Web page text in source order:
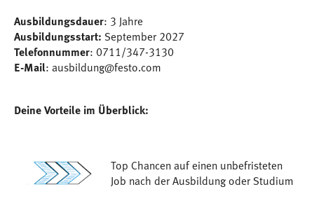
Ausbildungsdauer: 3 Jahre
Ausbildungsstart: September 2027
Telefonnummer: 0711/347-3130
E-Mail: ausbildung@festo.com
Deine Vorteile im Überblick:
Top Chancen auf einen unbefristeten
Job nach der Ausbildung oder Studium